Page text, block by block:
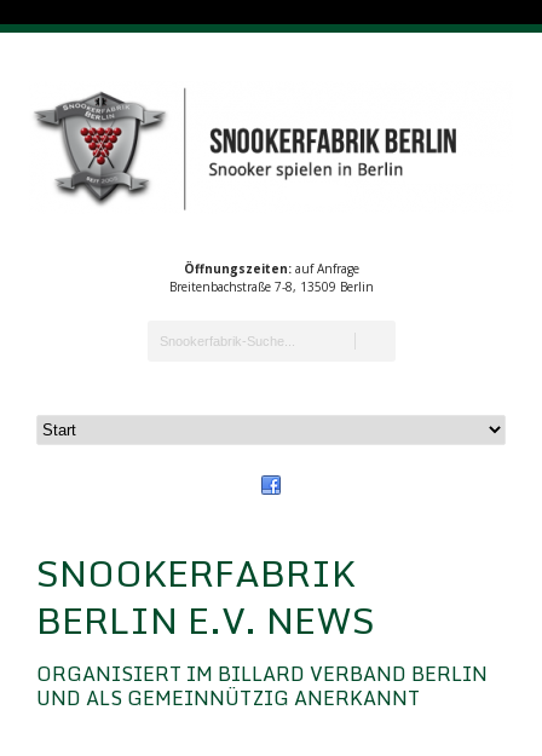
Öffnungszeiten:auf Anfrage
Breitenbachstraße 7-8, 13509 Berlin
SNOOKERFABRIK
BERLIN E.V. NEWS
ORGANISIERT IM BILLARD VERBAND BERLIN
UND ALS GEMEINNÜTZIG ANERKANNT